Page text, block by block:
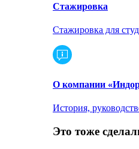
Стажировка
Стажировка для
О компании
История,
Это тоже